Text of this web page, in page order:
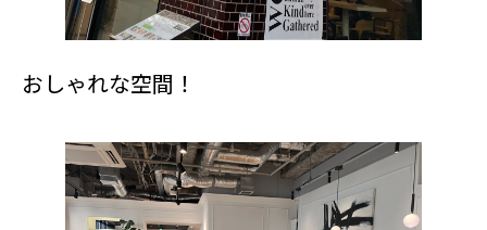
おしゃれな空間！